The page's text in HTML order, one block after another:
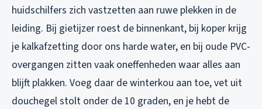
huidschilfers zich vastzetten aan ruwe plekken in de
leiding. Bij gietijzer roest de binnenkant, bij koper krijg
je kalkafzetting door ons harde water, en bij oude PVC-
overgangen zitten vaak oneffenheden waar alles aan
blijft plakken. Voeg daar de winterkou aan toe, vet uit
douchegel stolt onder de 10 graden, en je hebt de